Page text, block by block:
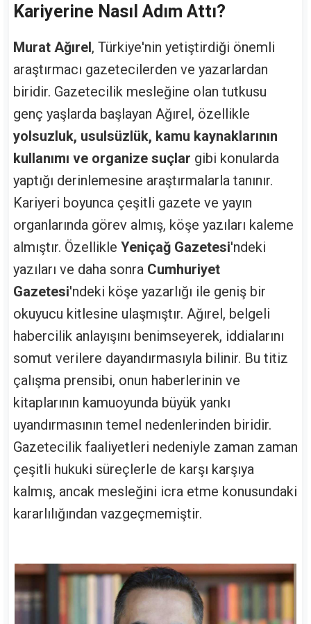
Kariyerine Nasıl Adım Attı?
Murat Ağırel, Türkiye'nin yetiştirdiği önemli
araştırmacı gazetecilerden ve yazarlardan
biridir. Gazetecilik mesleğine olan tutkusu
genç yaşlarda başlayan Ağırel, özellikle
yolsuzluk, usulsüzlük, kamu kaynaklarının
kullanımı ve organize suçlar gibi konularda
yaptığı derinlemesine araştırmalarla tanınır.
Kariyeri boyunca çeşitli gazete ve yayın
organlarında görev almış, köşe yazıları kaleme
almıştır. Özellikle Yeniçağ Gazetesi'ndeki
yazıları ve daha sonra Cumhuriyet
Gazetesi'ndeki köşe yazarlığı ile geniş bir
okuyucu kitlesine ulaşmıştır. Ağırel, belgeli
habercilik anlayışını benimseyerek, iddialarını
somut verilere dayandırmasıyla bilinir. Bu titiz
çalışma prensibi, onun haberlerinin ve
kitaplarının kamuoyunda büyük yankı
uyandırmasının temel nedenlerinden biridir.
Gazetecilik faaliyetleri nedeniyle zaman zaman
çeşitli hukuki süreçlerle de karşı karşıya
kalmış, ancak mesleğini icra etme konusundaki
kararlılığından vazgeçmemiştir.